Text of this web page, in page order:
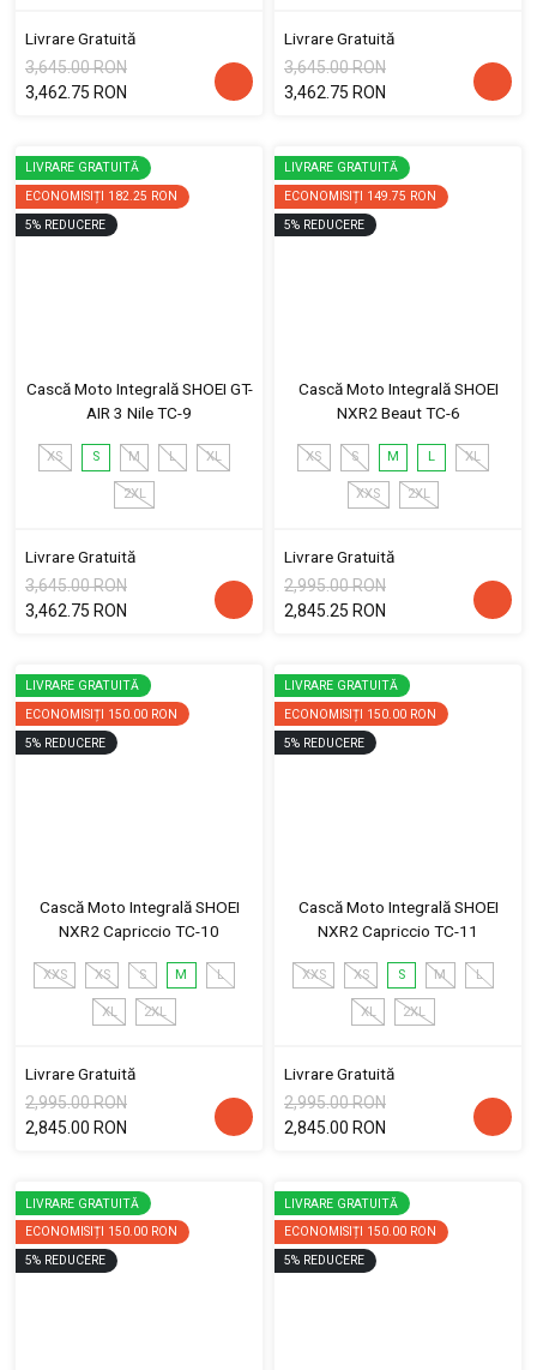
Livrare Gratuită
3,645.00 RON
3,462.75 RON
Livrare Gratuită
3,645.00 RON
3,462.75 RON
LIVRARE GRATUITĂ
ECONOMISIȚI 182.25 RON
5% REDUCERE
Cască Moto Integrală SHOEI GT-
AIR 3 Nile TC-9
XS S M L XL
2XL
Livrare Gratuită
3,645.00 RON
3,462.75 RON
LIVRARE GRATUITĂ
ECONOMISIȚI 149.75 RON
5% REDUCERE
Cască Moto Integrală SHOEI
NXR2 Beaut TC-6
XS S M L XL
XXS 2XL
Livrare Gratuită
2,995.00 RON
2,845.25 RON
LIVRARE GRATUITĂ
ECONOMISIȚI 150.00 RON
5% REDUCERE
Cască Moto Integrală SHOEI
NXR2 Capriccio TC-10
XXS XS S M L
XL 2XL
Livrare Gratuită
2,995.00 RON
2,845.00 RON
LIVRARE GRATUITĂ
ECONOMISIȚI 150.00 RON
5% REDUCERE
Cască Moto Integrală SHOEI
NXR2 Capriccio TC-11
XXS XS S M L
XL 2XL
Livrare Gratuită
2,995.00 RON
2,845.00 RON
LIVRARE GRATUITĂ
ECONOMISIȚI 150.00 RON
5% REDUCERE
LIVRARE GRATUITĂ
ECONOMISIȚI 150.00 RON
5% REDUCERE